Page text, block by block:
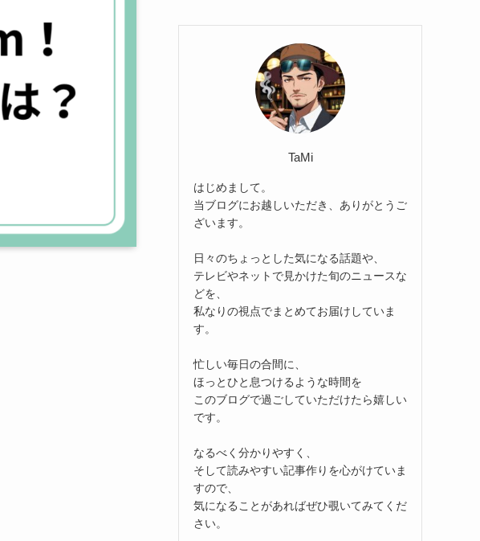
TaMi
はじめまして。
当ブログにお越しいただき、ありがとうご
ざいます。
日々のちょっとした気になる話題や、
テレビやネットで見かけた旬のニュースな
どを、
私なりの視点でまとめてお届けしていま
す。
忙しい毎日の合間に、
ほっとひと息つけるような時間を
このブログで過ごしていただけたら嬉しい
です。
なるべく分かりやすく、
そして読みやすい記事作りを心がけていま
すので、
気になることがあればぜひ覗いてみてくだ
さい。